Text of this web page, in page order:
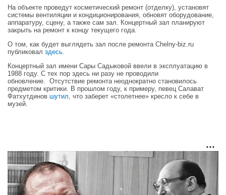
На объекте проведут косметический ремонт (отделку), установят
системы вентиляции и кондиционирования, обновят оборудование,
аппаратуру, сцену, а также сам зал. Концертный зал планируют
закрыть на ремонт к концу текущего года.
О том, как будет выглядеть зал после ремонта Сhelny-biz.ru
публиковал здесь.
Концертный зал имени Сары Садыковой ввели в эксплуатацию в
1988 году. С тех пор здесь ни разу не проводили
обновление. Отсутствие ремонта неоднократно становилось
предметом критики. В прошлом году, к примеру, певец Салават
Фатхутдинов шутил, что заберет «столетнее» кресло к себе в
музей.